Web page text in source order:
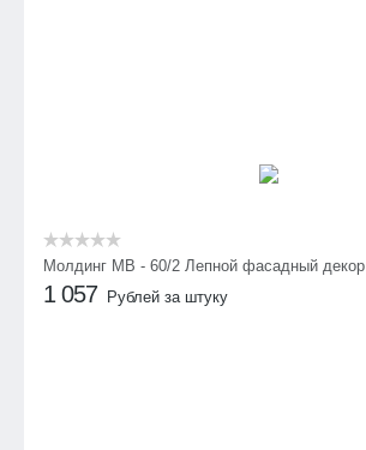
Молдинг МВ - 60/2 Лепной фасадный декор
1 057 Рублей за штуку